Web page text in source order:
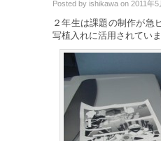
Posted by ishikawa on 2011年
２年生は課題の制作が急
写植入れに活用されていま